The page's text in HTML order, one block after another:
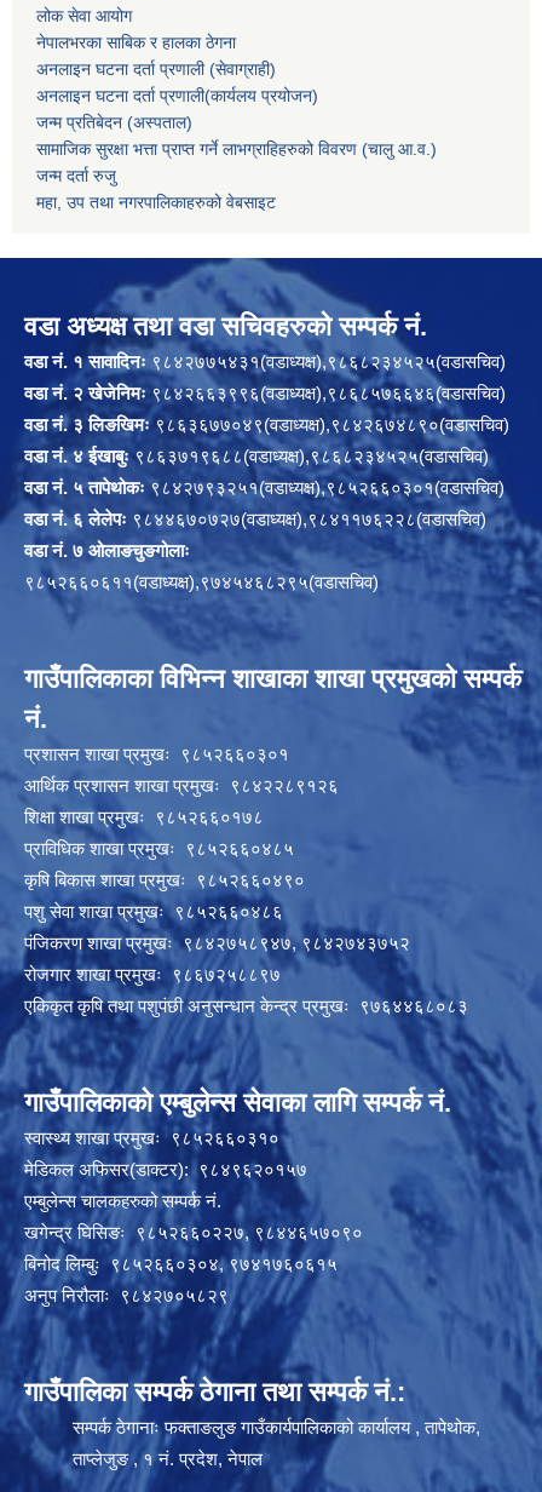
लोक सेवा आयोग
नेपालभरका साबिक र हालका ठेगना
अनलाइन घटना दर्ता प्रणाली (सेवाग्राही)
अनलाइन घटना दर्ता प्रणाली(कार्यलय प्रयोजन)
जन्म प्रतिबेदन (अस्पताल)
सामाजिक सुरक्षा भत्ता प्राप्त गर्ने लाभग्राहिहरुको विवरण (चालु आ.व.)
जन्म दर्ता रुजु
महा, उप तथा नगरपालिकाहरुको वेबसाइट
वडा अध्यक्ष तथा वडा सचिवहरुको सम्पर्क नं.
वडा नं. १ सावादिनः ९८४२७७५४३१(वडाध्यक्ष),९८६८२३४५२५(वडासचिव)
वडा नं. २ खेजेनिमः९८४२६६३९९६(वडाध्यक्ष),९८६८५७६६४६(वडासचिव)
वडा नं. ३ लिङखिमः९८६३६७७०४९(वडाध्यक्ष),९८४२६७४८९०(वडासचिव)
वडा नं. ४ ईखाबुः९८६३७१९६८८(वडाध्यक्ष),९८६८२३४५२५(वडासचिव)
वडा नं. ५ तापेथोकः ९८४२७९३२५१(वडाध्यक्ष),९८५२६६०३०१(वडासचिव)
वडा नं. ६ लेलेपः ९८४४६७०७२७(वडाध्यक्ष),९८४११७६२२८(वडासचिव)
वडा नं. ७ ओलाङचुङगोलाः
९८५२६६०६११(वडाध्यक्ष),९७४५४६८२९५(वडासचिव)
गाउँपालिकाका विभिन्न शाखाका शाखा प्रमुखको सम्पर्क
नं.
प्रशासन शाखा प्रमुखः ९८५२६६०३०१
आर्थिक प्रशासन शाखा प्रमुखः ९८४२२८९१२६
शिक्षा शाखा प्रमुखः ९८५२६६०१७८
प्राविधिक शाखा प्रमुखः ९८५२६६०४८५
कृषि बिकास शाखा प्रमुखः ९८५२६६०४९०
पशु सेवा शाखा प्रमुखः ९८५२६६०४८६
पंजिकरण शाखा प्रमुखः ९८४२७५८९४७, ९८४२७४३७५२
रोजगार शाखा प्रमुखः ९८६७२५८८९७
एकिकृत कृषि तथा पशुपंछी अनुसन्धान केन्द्र प्रमुखः ९७६४४६८०८३
गाउँपालिकाको एम्बुलेन्स सेवाका लागि सम्पर्क नं.
स्वास्थ्य शाखा प्रमुखः ९८५२६६०३१०
मेडिकल अफिसर(डाक्टर): ९८४९६२०१५७
एम्बुलेन्स चालकहरुको सम्पर्क नं.
खगेन्द्र घिसिङः ९८५२६६०२२७, ९८४४६५७०९०
बिनोद लिम्बुः ९८५२६६०३०४, ९७४१७६०६१५
अनुप निरौलाः ९८४२७०५८२९
गाउँपालिका सम्पर्क ठेगाना तथा सम्पर्क नं.:
सम्पर्क ठेगानाः फक्ताङलुङ गाउँकार्यपालिकाको कार्यालय , तापेथोक,
ताप्लेजुङ , १ नं. प्रदेश, नेपाल